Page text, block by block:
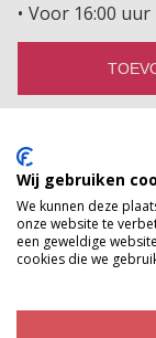
Voor 16:00
Bekijk
Wintersjaals kan
Wij gebruiken
We kunnen deze
onze website te
een geweldige
cookies die we